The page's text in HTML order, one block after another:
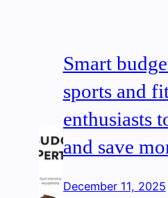
Smart
sports and
enthusiasts
and save
December 11, 2025